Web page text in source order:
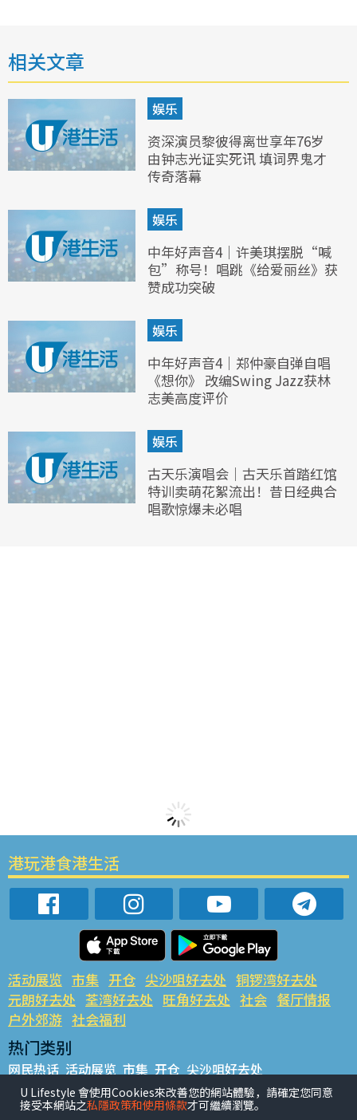
相关文章
娱乐
资深演员黎彼得离世享年76岁
由钟志光证实死讯 填词界鬼才
传奇落幕
娱乐
中年好声音4｜许美琪摆脱“喊
包”称号！唱跳《给爱丽丝》获
赞成功突破
娱乐
中年好声音4｜郑仲豪自弹自唱
《想你》 改编Swing Jazz获林
志美高度评价
娱乐
古天乐演唱会｜古天乐首踏红馆
特训卖萌花絮流出！昔日经典合
唱歌惊爆未必唱
港玩港食港生活
活动展览 市集 开仓 尖沙咀好去处 铜锣湾好去处
元朗好去处 荃湾好去处 旺角好去处 社会 餐厅情报
户外郊游 社会福利
热门类别
网民热话 活动展览 市集 开仓 尖沙咀好去处
铜锣湾好去处 元朗好去处 荃湾好去处 旺角好去处 社会
餐厅情报 户外郊游
U Lifestyle 會使用Cookies來改善您的網站體驗，請確定您同意
接受本網站之私隱政策和使用條款才可繼續瀏覽。